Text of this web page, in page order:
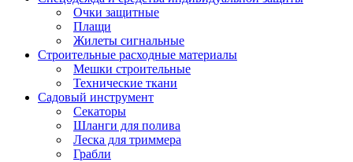
Очки защитные
Плащи
Жилеты сигнальные
Строительные расходные материалы
Мешки строительные
Технические ткани
Садовый инструмент
Секаторы
Шланги для полива
Леска для триммера
Грабли